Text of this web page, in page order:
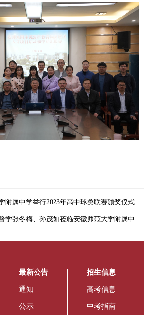
附属中学举行2023年高中球类联赛颁奖仪式
后一记录->芜湖市政府督学张冬梅、孙茂如莅临安徽师范大学附属中学督导检查工作
最新公告
通知
公示
招生信息
高考信息
中考指南